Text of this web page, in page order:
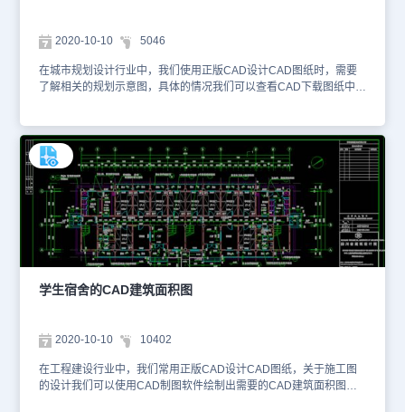
2020-10-10 5046
在城市规划设计行业中，我们使用正版CAD设计CAD图纸时，需要
了解相关的规划示意图，具体的情况我们可以查看CAD下载图纸中使
浩辰CAD官网进行在线查看，便于参考。本素材仅用于互相学习资
料，请勿商用。更多图纸库资源可访问浩辰CAD官网进行学习。1、
产业园规划示意图
学生宿舍的CAD建筑面积图
2020-10-10 10402
在工程建设行业中，我们常用正版CAD设计CAD图纸，关于施工图
的设计我们可以使用CAD制图软件绘制出需要的CAD建筑面积图，